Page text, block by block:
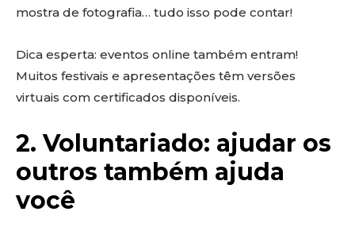
mostra de fotografia… tudo isso pode contar!
Dica esperta: eventos online também entram!
Muitos festivais e apresentações têm versões
virtuais com certificados disponíveis.
2. Voluntariado: ajudar os
outros também ajuda
você